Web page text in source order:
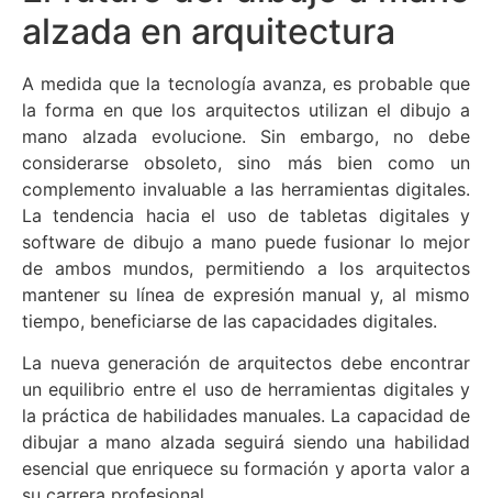
alzada en arquitectura
A medida que la tecnología avanza, es probable que
la forma en que los arquitectos utilizan el dibujo a
mano alzada evolucione. Sin embargo, no debe
considerarse obsoleto, sino más bien como un
complemento invaluable a las herramientas digitales.
La tendencia hacia el uso de tabletas digitales y
software de dibujo a mano puede fusionar lo mejor
de ambos mundos, permitiendo a los arquitectos
mantener su línea de expresión manual y, al mismo
tiempo, beneficiarse de las capacidades digitales.
La nueva generación de arquitectos debe encontrar
un equilibrio entre el uso de herramientas digitales y
la práctica de habilidades manuales. La capacidad de
dibujar a mano alzada seguirá siendo una habilidad
esencial que enriquece su formación y aporta valor a